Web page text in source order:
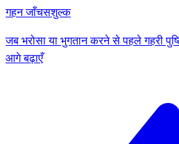
गहन जाँचसशुल्क
जब भरोसा या भुगतान करने से पहले गहरी
आगे बढ़ाएँ